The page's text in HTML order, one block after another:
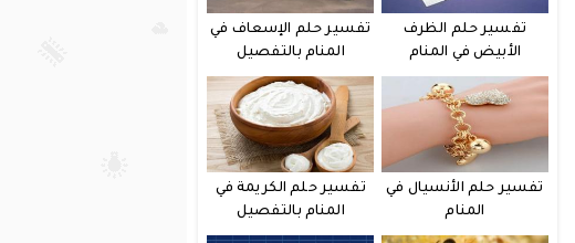
تفسير حلم الظرف
الأبيض في المنام
تفسير حلم الإسعاف في
المنام بالتفصيل
تفسير حلم الأنسيال في
المنام
تفسير حلم الكريمة في
المنام بالتفصيل